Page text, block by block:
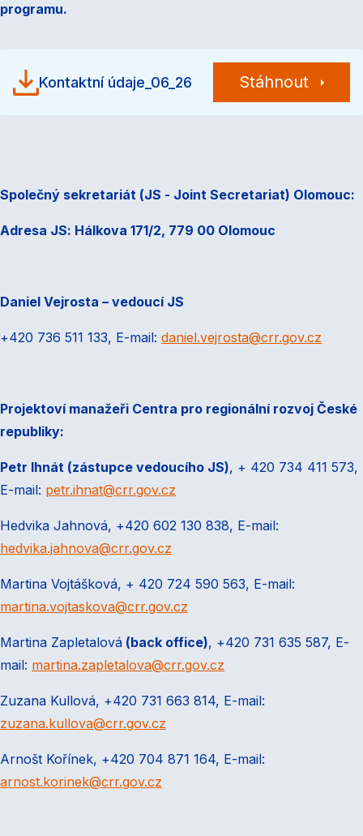
programu.
Kontaktní údaje_06_26 Stáhnout
Společný sekretariát (JS - Joint Secretariat) Olomouc:
Adresa JS: Hálkova 171/2, 779 00 Olomouc
Daniel Vejrosta – vedoucí JS
+420 736 511 133, E-mail: daniel.vejrosta@crr.gov.cz
Projektoví manažeři Centra pro regionální rozvoj České
republiky:
Petr Ihnát (zástupce vedoucího JS), + 420 734 411 573,
E-mail: petr.ihnat@crr.gov.cz
Hedvika Jahnová, +420 602 130 838, E-mail:
hedvika.jahnova@crr.gov.cz
Martina Vojtášková, + 420 724 590 563, E-mail:
martina.vojtaskova@crr.gov.cz
Martina Zapletalová (back office), +420 731 635 587, E-
mail: martina.zapletalova@crr.gov.cz
Zuzana Kullová, +420 731 663 814, E-mail:
zuzana.kullova@crr.gov.cz
Arnošt Kořínek, +420 704 871 164, E-mail:
arnost.korinek@crr.gov.cz